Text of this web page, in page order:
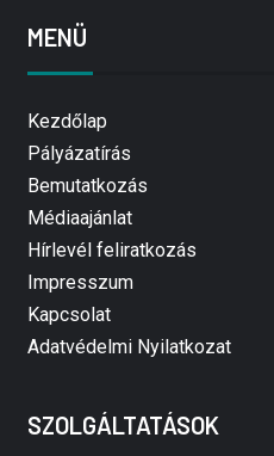
MENÜ
Kezdőlap
Pályázatírás
Bemutatkozás
Médiaajánlat
Hírlevél feliratkozás
Impresszum
Kapcsolat
Adatvédelmi Nyilatkozat
SZOLGÁLTATÁSOK